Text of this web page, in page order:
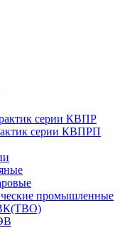
серии КВПР
серии КВПРП
промышленные